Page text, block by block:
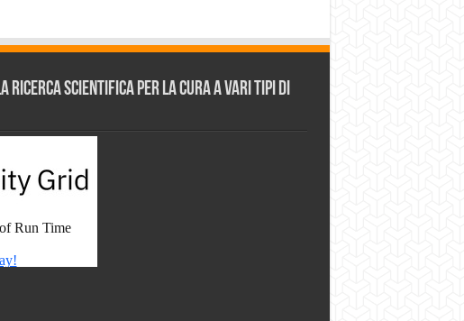
ricerca scientifica per la cura a vari tipi di